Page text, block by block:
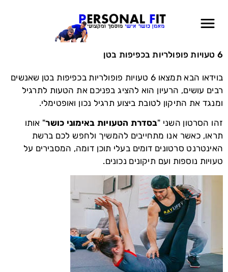
6 טעויות פופולריות בכפיפות בטן
בוידאו הבא תמצאו 6 טעויות פופולריות בכפיפות בטן שאנשים
רבים עושים, הרעיון הוא להציג בפניכם את הטעות לתרגיל
ומנגד את התיקון לטובת ביצוע תרגיל נכון ואופטימלי.
זהו הסרטון השני "בסדרת הטעויות באימוני כושר" אותו
תראו, כאשר אנו מתחייבים להמשיך ולחפש לכם ברשת
האינטרנט סרטונים דומים בעלי תוכן דומה, המסבירים על
טעויות נוספות ועם תיקונים נכונים.